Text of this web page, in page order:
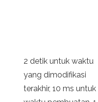
2 detik untuk waktu
yang dimodifikasi
terakhir, 10 ms untuk